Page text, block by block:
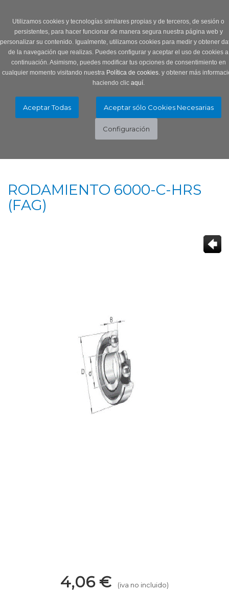
Utilizamos cookies y tecnologías similares propias y de terceros, de sesión o
persistentes, para hacer funcionar de manera segura nuestra página web y
personalizar su contenido. Igualmente, utilizamos cookies para medir y obtener
de la navegación que realizas. Puedes configurar y aceptar el uso de cookies a
continuación. Asimismo, puedes modificar tus opciones de consentimiento en
cualquier momento visitando nuestra Política de cookies.y obtener más
haciendo clic aquí.
RODAMIENTO 6000-C-HRS
(FAG)
4,06 € (iva no incluido)